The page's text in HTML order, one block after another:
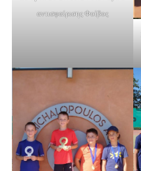
αντισφαίρισης Φοίβος